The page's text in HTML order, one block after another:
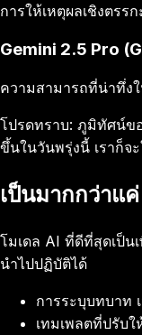
การให้เหตุผลเชิงตร
Gemini 2.5 Pro
ความสามารถที่น่าทึ่ง
โปรดทราบ: ภูมิทัศน์ข
ขึ้นในวันพรุ่งนี้ เราก็จ
เป็นมากกว่าแ
โมเดล AI ที่ดีที่สุดเป็น
นำไปปฏิบัติได้
การระบุบทบาท
เทมเพลตที่ปรับใ